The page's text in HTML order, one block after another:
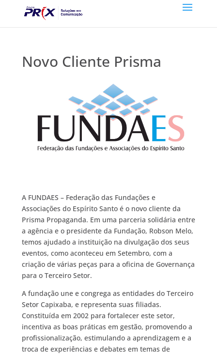
Novo Cliente Prisma
A FUNDAES – Federação das Fundações e
Associações do Espírito Santo é o novo cliente da
Prisma Propaganda. Em uma parceria solidária entre
a agência e o presidente da Fundação, Robson Melo,
temos ajudado a instituição na divulgação dos seus
eventos, como aconteceu em Setembro, com a
criação de várias peças para a oficina de Governança
para o Terceiro Setor.
A fundação une e congrega as entidades do Terceiro
Setor Capixaba, e representa suas filiadas.
Constituída em 2002 para fortalecer este setor,
incentiva as boas práticas em gestão, promovendo a
profissionalização, estimulando a aprendizagem e a
troca de experiências e debates em temas de